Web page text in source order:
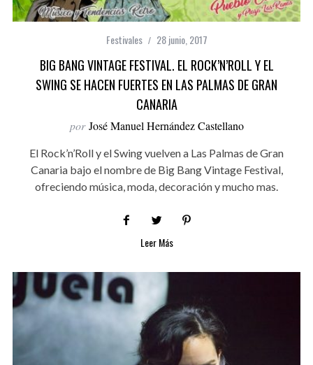
Festivales 28 junio, 2017
BIG BANG VINTAGE FESTIVAL. EL ROCK’N’ROLL Y EL
SWING SE HACEN FUERTES EN LAS PALMAS DE GRAN
CANARIA
por José Manuel Hernández Castellano
El Rock’n’Roll y el Swing vuelven a Las Palmas de Gran
Canaria bajo el nombre de Big Bang Vintage Festival,
ofreciendo música, moda, decoración y mucho mas.
Leer Más